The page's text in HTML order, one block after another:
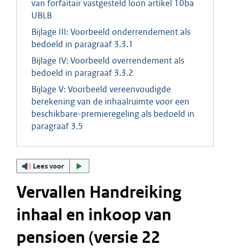
van forfaitair vastgesteld loon artikel 10ba
UBLB
Bijlage III: Voorbeeld onderrendement als
bedoeld in paragraaf 3.3.1
Bijlage IV: Voorbeeld overrendement als
bedoeld in paragraaf 3.3.2
Bijlage V: Voorbeeld vereenvoudigde
berekening van de inhaalruimte voor een
beschikbare-premieregeling als bedoeld in
paragraaf 3.5
Lees voor
Vervallen Handreiking
inhaal en inkoop van
pensioen (versie 22